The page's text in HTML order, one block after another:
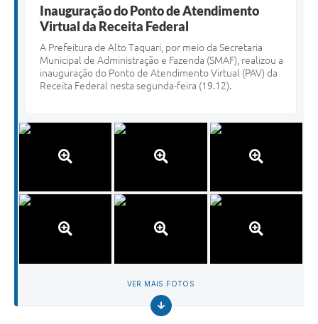
Inauguração do Ponto de Atendimento
Virtual da Receita Federal
A Prefeitura de Alto Taquari, por meio da Secretaria
Municipal de Administração e Fazenda (SMAF), realizou a
inauguração do Ponto de Atendimento Virtual (PAV) da
Receita Federal nesta segunda-feira (19.12).
VER MAIS FOTOS